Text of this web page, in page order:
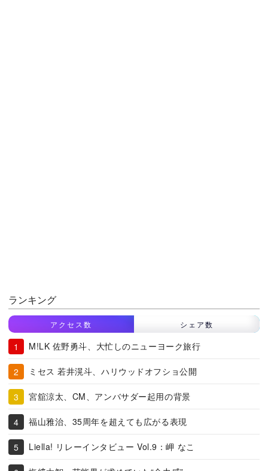
ランキング
アクセス数 シェア数
M!LK 佐野勇斗、大忙しのニューヨーク旅行
ミセス 若井滉斗、ハリウッドオフショ公開
宮舘涼太、CM、アンバサダー起用の背景
福山雅治、35周年を超えても広がる表現
Liella! リレーインタビュー Vol.9：岬 なこ